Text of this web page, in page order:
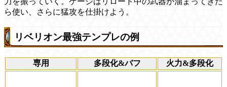
ら使い、さらに猛攻を仕掛けよう。
リベリオン最強テンプレの例
専用 多段化&バフ 火力&多段化